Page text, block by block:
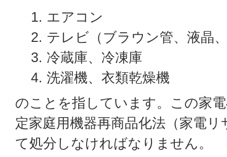
エアコン
テレビ（ブラウン管、液晶
冷蔵庫、冷凍庫
洗濯機、衣類乾燥機
のことを指しています。この家
定家庭用機器再商品化法（家電
て処分しなければなりません。